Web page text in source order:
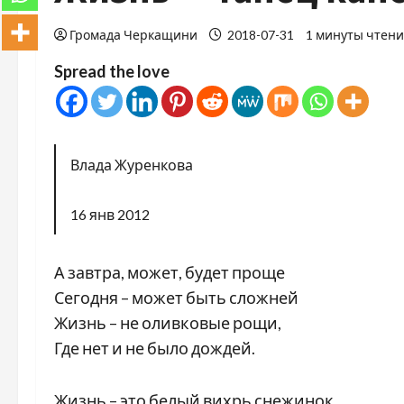
Громада Черкащини 2018-07-31 1 минуты
Spread the love
Влада Журенкова
16 янв 2012
А завтра, может, будет проще
Сегодня – может быть сложней
Жизнь – не оливковые рощи,
Где нет и не было дождей.